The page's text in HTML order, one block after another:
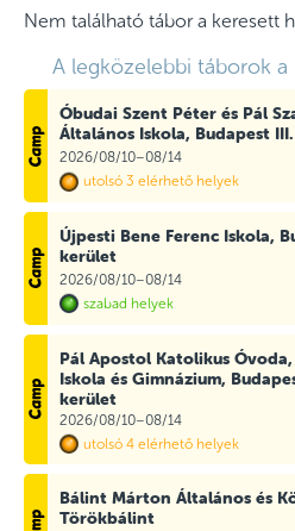
Nem található tábor a keresett
A legközelebbi táborok
Óbudai Szent Péter és Pál
Általános Iskola, Budapest
2026/08/10–08/14
utolsó 3 elérhető helyek
Újpesti Bene Ferenc Iskola,
kerület
2026/08/10–08/14
szabad helyek
Pál Apostol Katolikus
Iskola és Gimnázium,
kerület
2026/08/10–08/14
utolsó 4 elérhető helyek
Bálint Márton Általános és
Törökbálint